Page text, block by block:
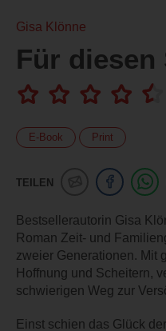
Gisa Klönne
Für diesen
E-Book Print
TEILEN
Bestsellerautorin Gisa
Roman Zeit- und
zweier Generationen. Mit
Hoffnung und Scheitern,
schwierigen Weg zur
Einst schien das Glück